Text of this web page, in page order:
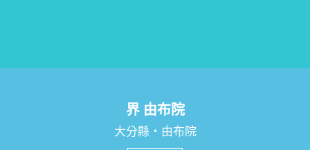
界 由布院
大分縣・由布院